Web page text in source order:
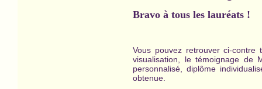
Bravo à tous les lauréats !
Vous pouvez retrouver ci-
visualisation, le témoignage de
personnalisé, diplôme
obtenue.